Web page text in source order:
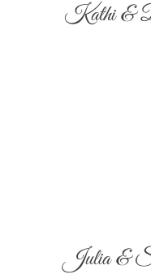
Kathi &
Julia &